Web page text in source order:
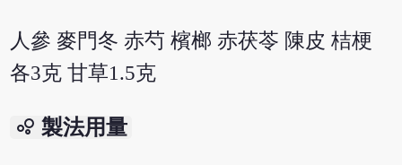
人參 麥門冬 赤芍 檳榔 赤茯苓 陳皮 桔梗
各3克 甘草1.5克
bubble_chart 製法用量